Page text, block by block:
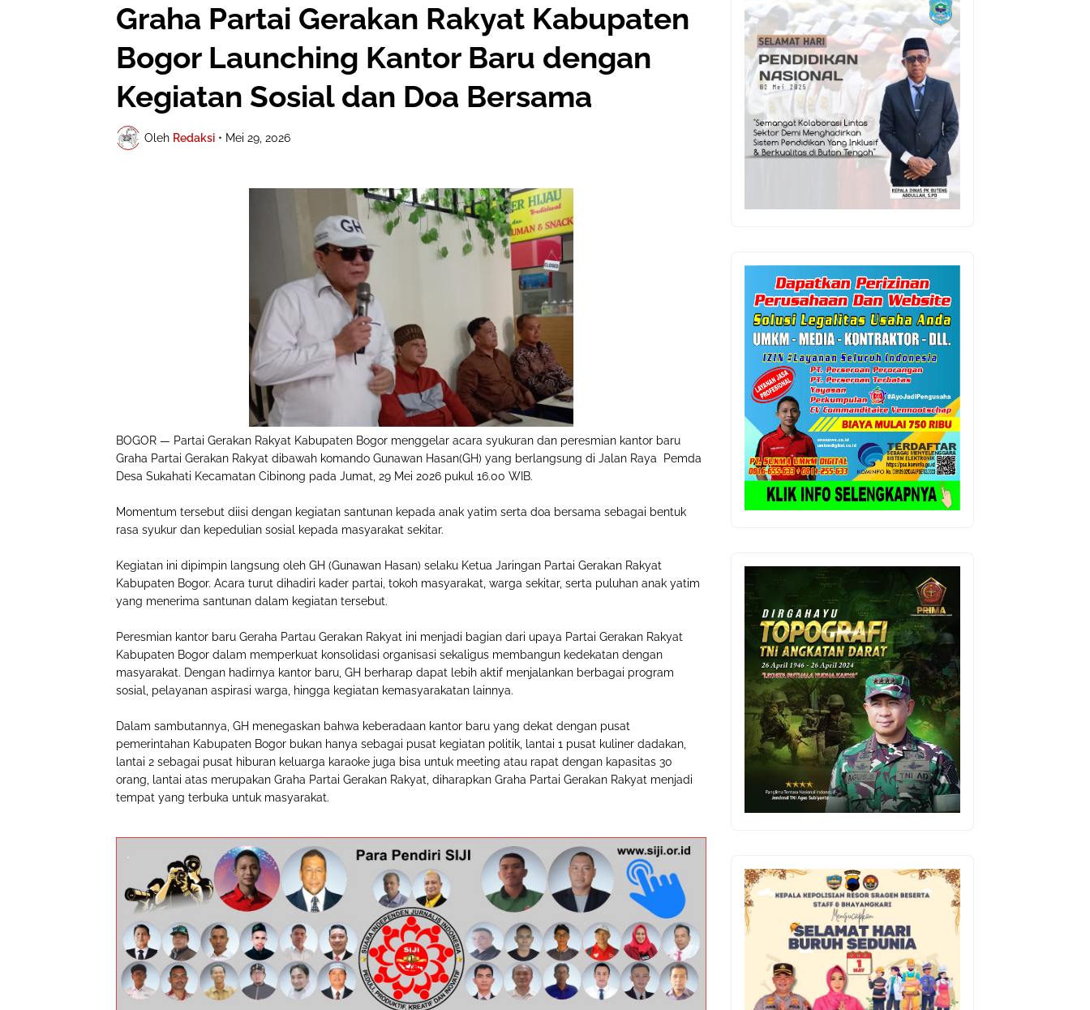
Graha Partai Gerakan Rakyat Kabupaten
Bogor Launching Kantor Baru dengan
Kegiatan Sosial dan Doa Bersama
Oleh Redaksi • Mei 29, 2026
BOGOR — Partai Gerakan Rakyat Kabupaten Bogor menggelar acara syukuran dan peresmian kantor baru
Graha Partai Gerakan Rakyat dibawah komando Gunawan Hasan(GH) yang berlangsung di Jalan Raya Pemda
Desa Sukahati Kecamatan Cibinong pada Jumat, 29 Mei 2026 pukul 16.00 WIB.
Momentum tersebut diisi dengan kegiatan santunan kepada anak yatim serta doa bersama sebagai bentuk
rasa syukur dan kepedulian sosial kepada masyarakat sekitar.
Kegiatan ini dipimpin langsung oleh GH (Gunawan Hasan) selaku Ketua Jaringan Partai Gerakan Rakyat
Kabupaten Bogor. Acara turut dihadiri kader partai, tokoh masyarakat, warga sekitar, serta puluhan anak yatim
yang menerima santunan dalam kegiatan tersebut.
Peresmian kantor baru Geraha Partau Gerakan Rakyat ini menjadi bagian dari upaya Partai Gerakan Rakyat
Kabupaten Bogor dalam memperkuat konsolidasi organisasi sekaligus membangun kedekatan dengan
masyarakat. Dengan hadirnya kantor baru, GH berharap dapat lebih aktif menjalankan berbagai program
sosial, pelayanan aspirasi warga, hingga kegiatan kemasyarakatan lainnya.
Dalam sambutannya, GH menegaskan bahwa keberadaan kantor baru yang dekat dengan pusat
pemerintahan Kabupaten Bogor bukan hanya sebagai pusat kegiatan politik, lantai 1 pusat kuliner dadakan,
lantai 2 sebagai pusat hiburan keluarga karaoke juga bisa untuk meeting atau rapat dengan kapasitas 30
orang, lantai atas merupakan Graha Partai Gerakan Rakyat, diharapkan Graha Partai Gerakan Rakyat menjadi
tempat yang terbuka untuk masyarakat.